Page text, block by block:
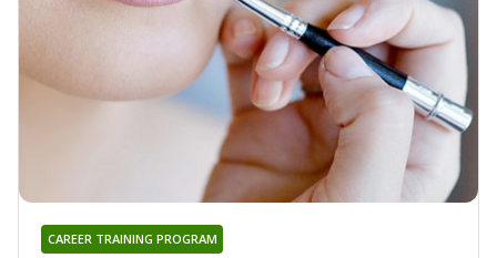
CAREER TRAINING PROGRAM